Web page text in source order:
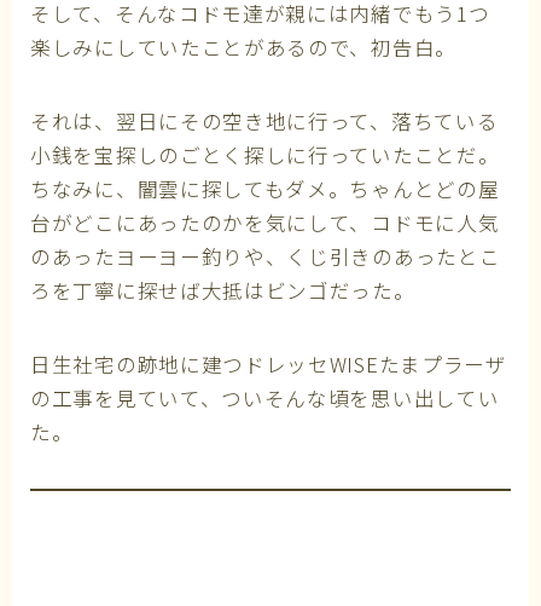
そして、そんなコドモ達が親には内緒でもう1つ
楽しみにしていたことがあるので、初告白。
それは、翌日にその空き地に行って、落ちている
小銭を宝探しのごとく探しに行っていたことだ。
ちなみに、闇雲に探してもダメ。ちゃんとどの屋
台がどこにあったのかを気にして、コドモに人気
のあったヨーヨー釣りや、くじ引きのあったとこ
ろを丁寧に探せば大抵はビンゴだった。
日生社宅の跡地に建つドレッセWISEたまプラーザ
の工事を見ていて、ついそんな頃を思い出してい
た。